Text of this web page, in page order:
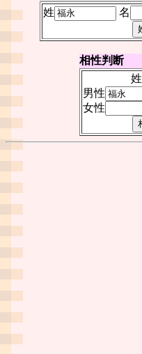
姓
名
相性判断
姓
男性
女性